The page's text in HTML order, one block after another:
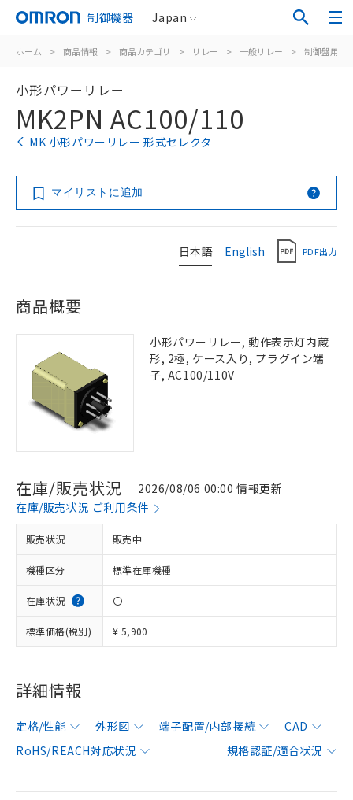
制御機器 Japan
ホーム > 商品情報 > 商品カテゴリ > リレー > 一般リレー > 制御盤用
小形パワーリレー
MK2PN AC100/110
MK 小形パワーリレー 形式セレクタ
マイリストに追加
日本語 English PDF出力
商品概要
小形パワーリレー, 動作表示灯内蔵
形, 2極, ケース入り, プラグイン端
子, AC100/110V
在庫/販売状況
2026/08/06 00:00 情報更新
在庫/販売状況 ご利用条件
販売状況 販売中
機種区分 標準在庫機種
在庫状況 〇
標準価格(税別) ¥ 5,900
詳細情報
定格/性能 外形図 端子配置/内部接続
CAD
RoHS/REACH対応状況
規格認証/適合状況